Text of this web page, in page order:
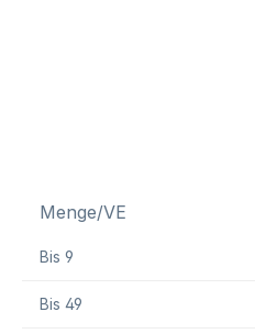
Menge/VE
Bis 9
Bis 49